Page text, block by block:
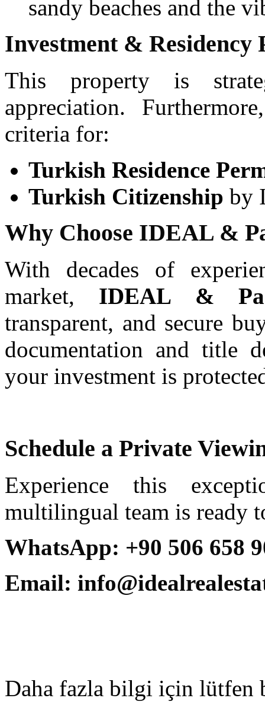
sandy beaches and the
Investment & Residency
This property is
appreciation.
criteria for:
Turkish Residence
Turkish Citizenship by
Why Choose IDEAL &
With decades of
market, IDEAL &
transparent, and secure
documentation and title
your investment is
Schedule a Private
Experience this
multilingual team is ready
WhatsApp: +90 506 658
Email:
Daha fazla bilgi için lütfen